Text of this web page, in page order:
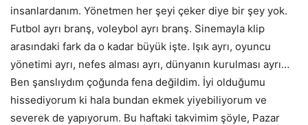
insanlardanım. Yönetmen her şeyi çeker diye bir şey yok.
Futbol ayrı branş, voleybol ayrı branş. Sinemayla klip
arasındaki fark da o kadar büyük işte. Işık ayrı, oyuncu
yönetimi ayrı, nefes alması ayrı, dünyanın kurulması ayrı…
Ben şanslıydım çoğunda fena değildim. İyi olduğumu
hissediyorum ki hala bundan ekmek yiyebiliyorum ve
severek de yapıyorum. Bu haftaki takvimim şöyle, Pazar